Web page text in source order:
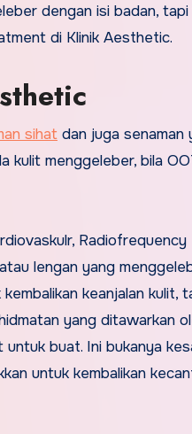
dengan isi badan,
di Klinik Aesthetic.
sihat dan juga senaman
kulit menggeleber, bila
Radiofrequency
lengan yang
keanjalan kulit,
yang ditawarkan
buat. Ini bukanya
untuk kembalikan